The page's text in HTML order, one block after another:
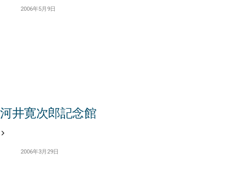
2006年5月9日
河井寛次郎記念館
2006年3月29日